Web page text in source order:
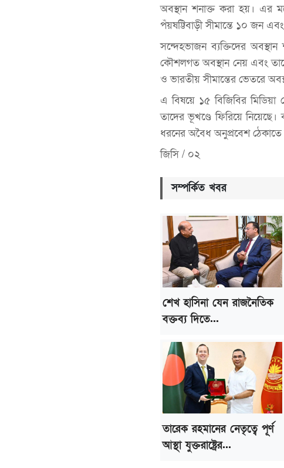
অবস্থান শনাক্ত করা হয়। এর
পঁয়ষট্টিবাড়ী সীমান্তে ১০ জন
সন্দেহভাজন ব্যক্তিদের
কৌশলগত অবস্থান নেয় এবং
ও ভারতীয় সীমান্তের ভেতরে
এ বিষয়ে ১৫ বিজিবির মিডিয়া
তাদের ভূখণ্ডে ফিরিয়ে নিয়েছে।
ধরনের অবৈধ অনুপ্রবেশ
জিসি / ০২
সম্পর্কিত খবর
শেখ হাসিনা যেন রাজনৈতিক
বক্তব্য দিতে...
তারেক রহমানের নেতৃত্বে পূর্ণ
আস্থা যুক্তরাষ্ট্রের...